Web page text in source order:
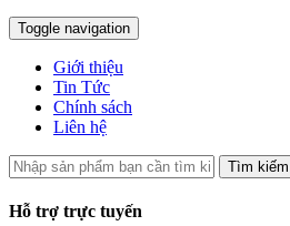
Toggle navigation
Giới thiệu
Tin Tức
Chính sách
Liên hệ
Tìm kiếm
Hỗ trợ trực tuyến